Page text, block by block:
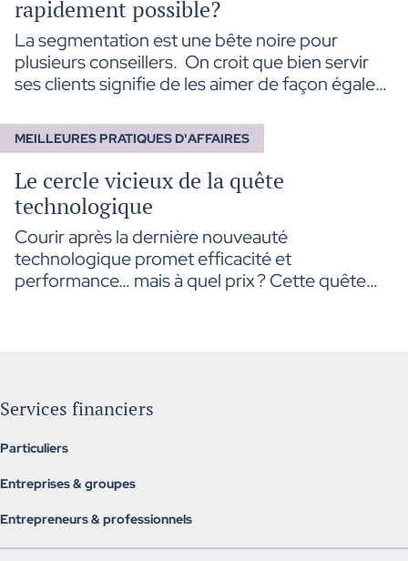
rapidement possible?
La segmentation est une bête noire pour
plusieurs conseillers. On croit que bien servir
ses clients signifie de les aimer de façon égale
En fait, cette approche est très émotionnelle et
nous rend moins efficace et surtout, moins
présent là où on devrait l’être davantage.
MEILLEURES PRATIQUES D'AFFAIRES
Le cercle vicieux de la quête
technologique
Courir après la dernière nouveauté
technologique promet efficacité et
performance… mais à quel prix ? Cette quête
Services financiers
Particuliers
Investissement et retraite
Services hypothécaires
Entreprises & groupes
Assurance collectives alternatives
Régimes de retraite collectifs
Entrepreneurs & professionnels